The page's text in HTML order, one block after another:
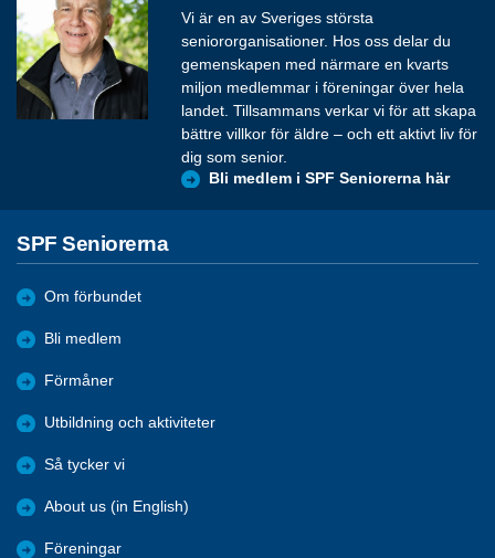
Vi är en av Sveriges största
seniororganisationer. Hos oss delar du
gemenskapen med närmare en kvarts
miljon medlemmar i föreningar över hela
landet. Tillsammans verkar vi för att skapa
bättre villkor för äldre – och ett aktivt liv för
dig som senior.
Bli medlem i SPF Seniorerna här
SPF Seniorerna
Om förbundet
Bli medlem
Förmåner
Utbildning och aktiviteter
Så tycker vi
About us (in English)
Föreningar